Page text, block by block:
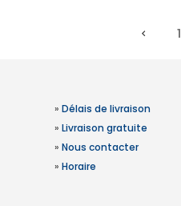
1
» Délais de livraison
» Livraison gratuite
» Nous contacter
» Horaire